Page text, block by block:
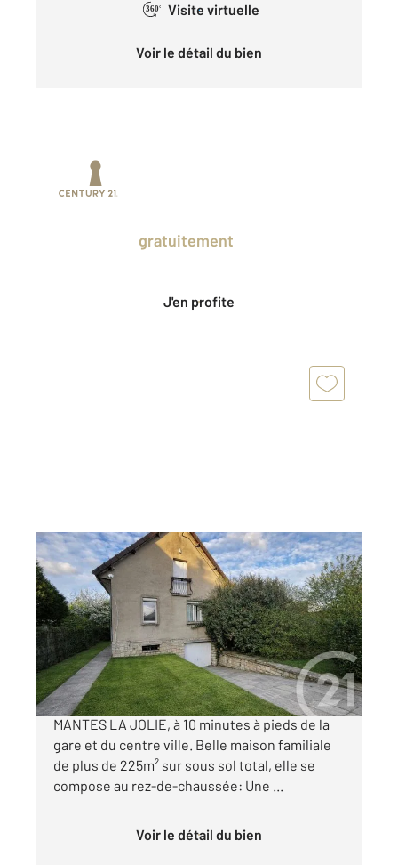
360° Visite virtuelle
Voir le détail du bien
gratuitement
J'en profite
MANTES LA JOLIE 78
225 m2, 7 pièces
Ref : 5661
Maison à vendre
420 000 €
Située dans un quartier calme et recherché de
MANTES LA JOLIE, à 10 minutes à pieds de la
gare et du centre ville. Belle maison familiale
de plus de 225m² sur sous sol total, elle se
compose au rez-de-chaussée: Une ...
Voir le détail du bien